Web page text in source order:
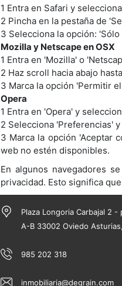
1 Entra en Safari y
2 Pincha en la pestaña de
3 Selecciona la opción:
Mozilla y Netscape en OSX
1 Entra en 'Mozilla' o
2 Haz scroll hacia abajo
3 Marca la opción 'Permitir
Opera
1 Entra en 'Opera' y
2 Selecciona 'Preferencias'
3 Marca la opción 'Aceptar
web no estén disponibles.
En algunos navegadores
privacidad. Esto significa
Plaza Longoria Carbajal 2 -
A-B 33002 Oviedo
985 202 318
inmobiliaria@degrain.com